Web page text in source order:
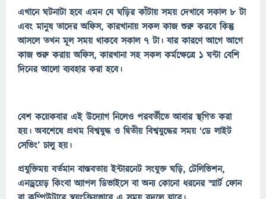
এখানে ঘটনাটা হবে এমন যে ঘড়ির কাঁটায় সময় দেখাবে সকাল ৮ টা
এবং মানুষ তাদের অফিস, কারখানায় সকল কাজ শুরু করবে কিন্তু
আসলে তখন মূল সময় থাকবে সকাল ৭ টা। যার কারণে আগে আগে
কাজ শুরু করায় অফিস, কারখানা সহ সকল কর্মক্ষেত্রে ১ ঘন্টা বেশি
দিনের আলো ব্যবহার করা হবে।
বেশ কয়েকবার এই উদ্যোগ নিলেও পরবর্তীতে আবার স্থগিত করা
হয়। অবশেষে প্রথম বিশ্বযুদ্ধ ও দ্বিতীয় বিশ্বযুদ্ধের সময় ‘ডে লাইট
সেভিং’ চালু হয়।
প্রযুক্তিময় বর্তমান বাস্তবতায় ইন্টারনেট সংযুক্ত ঘড়ি, টেলিভিশন,
এনড্রয়েড় কিংবা অ্যাপল ডিভাইসে বা অন্য কোনো ধরনের স্মার্ট ফোন